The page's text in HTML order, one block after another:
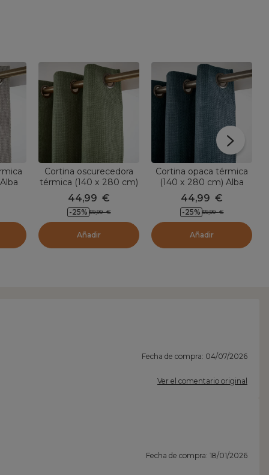
Cortina oscurecedora
térmica (140 x 280 cm)
Alba Verde caqui
44,99 €
-25% 59,99 €
Añadir
Cortina opaca térmica
(140 x 280 cm) Alba
Azul
44,99 €
-25% 59,99 €
Añadir
Fecha de compra: 04/07/2026
Ver el comentario original
Fecha de compra: 18/01/2026